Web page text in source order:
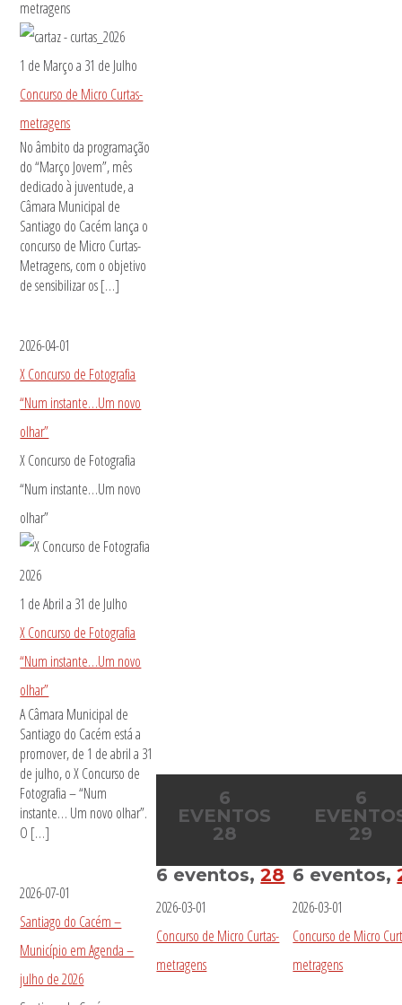
metragens
1 de Marçoa 31 de Julho
Concurso de Micro Curtas-
metragens
No âmbito da programação
do “Março Jovem”, mês
dedicado à juventude, a
Câmara Municipal de
Santiago do Cacém lança o
concurso de Micro Curtas-
Metragens, com o objetivo
de sensibilizar os […]
2026-04-01
X Concurso de Fotografia
“Num instante…Um novo
olhar”
X Concurso de Fotografia
“Num instante…Um novo
olhar”
1 de Abrila 31 de Julho
X Concurso de Fotografia
“Num instante…Um novo
olhar”
A Câmara Municipal de
Santiago do Cacém está a
promover, de 1 de abril a 31
de julho, o X Concurso de
Fotografia – “Num
instante… Um novo olhar”.
O […]
2026-07-01
Santiago do Cacém –
Município em Agenda –
julho de 2026
6
EVENTOS
28
6 eventos,28
2026-03-01
Concurso de Micro Curtas-
metragens
6
29
6 eventos,
2026-03-01
Concurso de Micro
metragens